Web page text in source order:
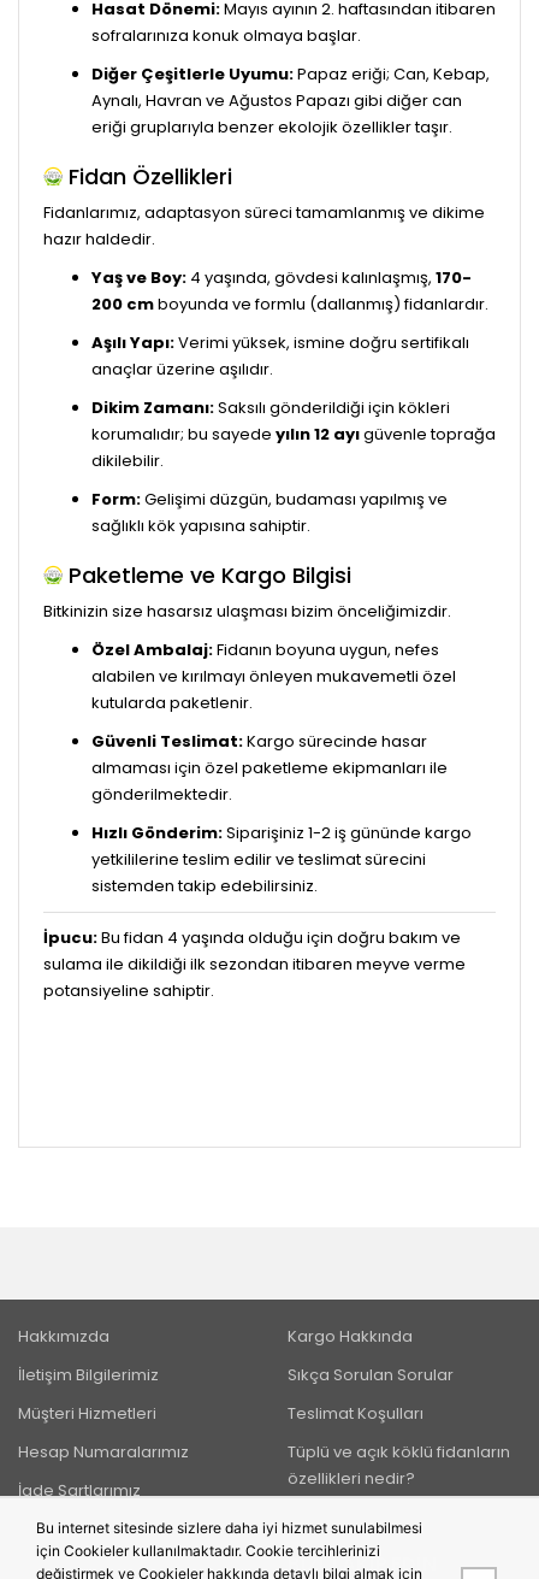
Hasat Dönemi:Mayıs ayının 2. haftasından itibaren
sofralarınıza konuk olmaya başlar.
Diğer Çeşitlerle Uyumu:Papaz eriği; Can, Kebap,
Aynalı, Havran ve Ağustos Papazı gibi diğer can
eriği gruplarıyla benzer ekolojik özellikler taşır.
Fidan Özellikleri
Fidanlarımız, adaptasyon süreci tamamlanmış ve dikime
hazır haldedir.
Yaş ve Boy: 4 yaşında, gövdesi kalınlaşmış, 170-
200 cmboyunda ve formlu (dallanmış) fidanlardır.
Aşılı Yapı:Verimi yüksek, ismine doğru sertifikalı
anaçlar üzerine aşılıdır.
Dikim Zamanı:Saksılı gönderildiği için kökleri
korumalıdır; bu sayede yılın 12 ayıgüvenle toprağa
dikilebilir.
Form:Gelişimi düzgün, budaması yapılmış ve
sağlıklı kök yapısına sahiptir.
Paketleme ve Kargo Bilgisi
Bitkinizin size hasarsız ulaşması bizim önceliğimizdir.
Özel Ambalaj:Fidanın boyuna uygun, nefes
alabilen ve kırılmayı önleyen mukavemetli özel
kutularda paketlenir.
Güvenli Teslimat:Kargo sürecinde hasar
almaması için özel paketleme ekipmanları ile
gönderilmektedir.
Hızlı Gönderim:Siparişiniz 1-2 iş gününde kargo
yetkililerine teslim edilir ve teslimat sürecini
sistemden takip edebilirsiniz.
İpucu:Bu fidan 4 yaşında olduğu için doğru bakım ve
sulama ile dikildiği ilk sezondan itibaren meyve verme
potansiyeline sahiptir.
Hakkımızda
İletişim Bilgilerimiz
Müşteri Hizmetleri
Hesap Numaralarımız
İade Şartlarımız
Kargo Hakkında
Sıkça Sorulan Sorular
Teslimat Koşulları
Tüplü ve açık köklü fidanların
özellikleri nedir?
BIZI TAKIP EDIN
Bu internet sitesinde sizlere daha iyi hizmet sunulabilmesi
için Cookieler kullanılmaktadır. Cookie tercihlerinizi
değiştirmek ve Cookieler hakkında detaylı bilgi almak için